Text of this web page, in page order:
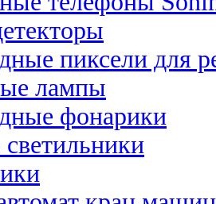
пиксели для
лампы
фонарики